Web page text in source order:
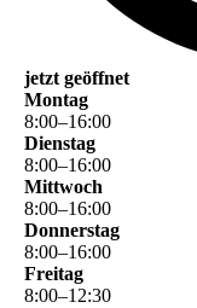
jetzt geöffnet
Montag
8:00–16:00
Dienstag
8:00–16:00
Mittwoch
8:00–16:00
Donnerstag
8:00–16:00
Freitag
8:00–12:30